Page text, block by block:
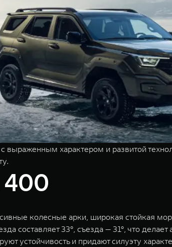
характером и развитой
400
колесные арки, широкая стойкая
составляет 33°, съезда — 31°, что
устойчивость и придают силуэту